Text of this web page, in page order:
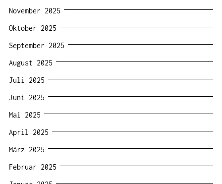
November 2025
Oktober 2025
September 2025
August 2025
Juli 2025
Juni 2025
Mai 2025
April 2025
März 2025
Februar 2025